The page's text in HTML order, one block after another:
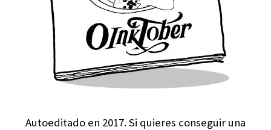
Autoeditado en 2017. Si quieres conseguir una